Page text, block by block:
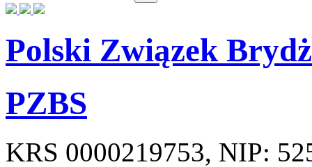
Polski Związek
PZBS
KRS 0000219753, NIP: